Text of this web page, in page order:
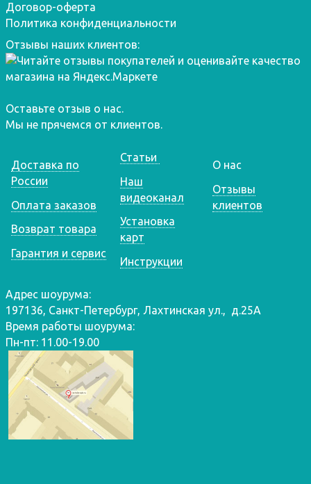
Договор-оферта
Политика конфиденциальности
Отзывы наших клиентов:
Оставьте отзыв о нас.
Мы не прячемся от клиентов.
Доставка по
России
Оплата заказов
Возврат товара
Гарантия и сервис
Статьи
Наш
видеоканал
Установка
карт
Инструкции
О нас
Отзывы
клиентов
Адрес шоурума:
197136, Санкт-Петербург, Лахтинская ул., д.25А
Время работы шоурума:
Пн-пт: 11.00-19.00